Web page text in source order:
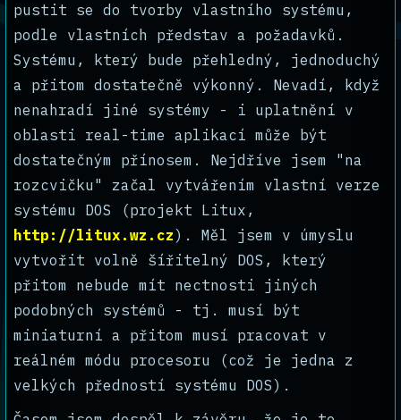
pustit se do tvorby vlastního systému,
podle vlastních představ a požadavků.
Systému, který bude přehledný, jednoduchý
a přitom dostatečně výkonný. Nevadí, když
nenahradí jiné systémy - i uplatnění v
oblasti real-time aplikací může být
dostatečným přínosem. Nejdříve jsem "na
rozcvičku" začal vytvářením vlastní verze
systému DOS (projekt Litux,
http://litux.wz.cz). Měl jsem v úmyslu
vytvořit volně šířitelný DOS, který
přitom nebude mít nectnosti jiných
podobných systémů - tj. musí být
miniaturní a přitom musí pracovat v
reálném módu procesoru (což je jedna z
velkých předností systému DOS).